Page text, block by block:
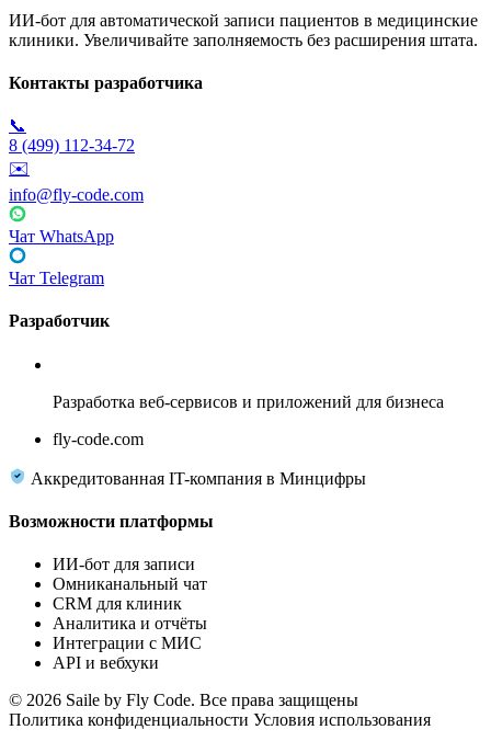
ИИ-бот для автоматической записи пациентов в медицинские
клиники. Увеличивайте заполняемость без расширения штата.
Контакты разработчика
📞
8 (499) 112-34-72
✉️
info@fly-code.com
Чат WhatsApp
Чат Telegram
Разработчик
Разработка веб-сервисов и приложений для бизнеса
fly-code.com
Аккредитованная IT-компания в Минцифры
Возможности платформы
ИИ-бот для записи
Омниканальный чат
CRM для клиник
Аналитика и отчёты
Интеграции с МИС
API и вебхуки
© 2026 Saile by Fly Code. Все права защищены
Политика конфиденциальности Условия использования